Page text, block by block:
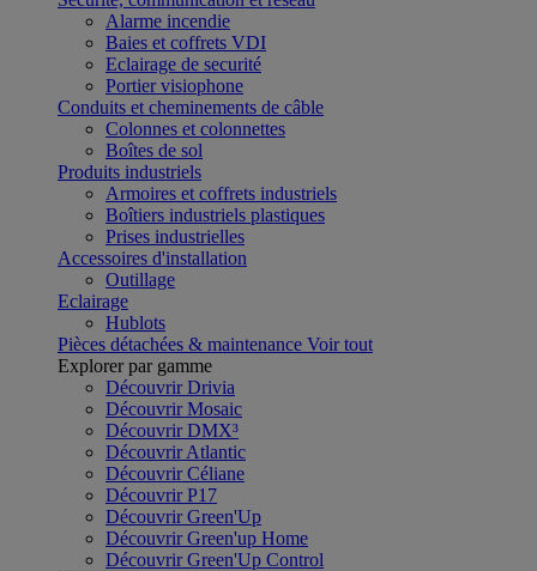
Alarme incendie
Baies et coffrets VDI
Eclairage de securité
Portier visiophone
Conduits et cheminements de câble
Colonnes et colonnettes
Boîtes de sol
Produits industriels
Armoires et coffrets industriels
Boîtiers industriels plastiques
Prises industrielles
Accessoires d'installation
Outillage
Eclairage
Hublots
Pièces détachées & maintenance Voir tout
Explorer par gamme
Découvrir Drivia
Découvrir Mosaic
Découvrir DMX³
Découvrir Atlantic
Découvrir Céliane
Découvrir P17
Découvrir Green'Up
Découvrir Green'up Home
Découvrir Green'Up Control